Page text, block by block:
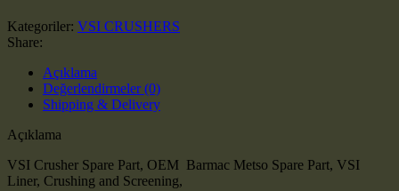
Kategoriler: VSI CRUSHERS
Share:
Açıklama
Değerlendirmeler (0)
Shipping & Delivery
Açıklama
VSI Crusher Spare Part, OEM Barmac Metso Spare Part, VSI
Liner, Crushing and Screening,